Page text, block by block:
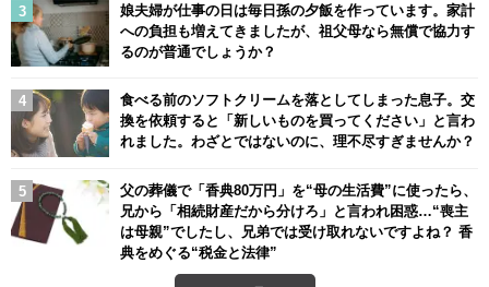
娘夫婦が仕事の日は毎日孫の夕飯を作っています。家計
への負担も増えてきましたが、祖父母なら無償で協力す
るのが普通でしょうか？
食べる前のソフトクリームを落としてしまった息子。交
換を依頼すると「新しいものを買ってください」と言わ
れました。わざとではないのに、理不尽すぎませんか？
父の葬儀で「香典80万円」を“母の生活費”に使ったら、
兄から「相続財産だから分けろ」と言われ困惑…“喪主
は母親”でしたし、兄弟では受け取れないですよね？ 香
典をめぐる“税金と法律”